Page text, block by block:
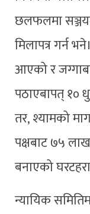
छलफलमा
मिलापत्र गर्न
आएको र
पठाएबापत् १०
तर, श्यामको
पक्षबाट ७५
बनाएको
न्यायिक